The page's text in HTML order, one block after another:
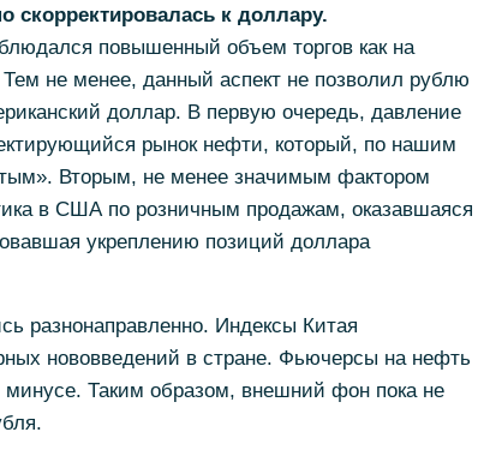
скорректировалась к доллару.
повышенный объем торгов как на
не менее, данный аспект не позволил рублю
доллар. В первую очередь, давление
рынок нефти, который, по нашим
Вторым, не менее значимым фактором
в США по розничным продажам, оказавшаяся
укреплению позиций доллара
разнонаправленно. Индексы Китая
нововведений в стране. Фьючерсы на нефть
минусе. Таким образом, внешний фон пока не